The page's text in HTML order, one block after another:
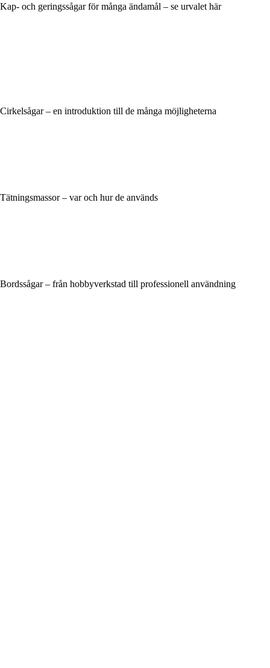
Kap- och geringssågar för många ändamål – se urvalet här
Cirkelsågar – en introduktion till de många möjligheterna
Tätningsmassor – var och hur de används
Bordssågar – från hobbyverkstad till professionell användning